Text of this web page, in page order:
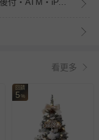
看更多
回饋
5 %